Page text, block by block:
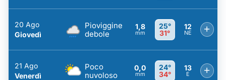
20 Ago
Giovedì
Pioviggine
debole
1,8
mm
25°
31°
12
NE +
21 Ago
Venerdì
Poco
nuvoloso
0,0
mm
24°
34°
13
E +